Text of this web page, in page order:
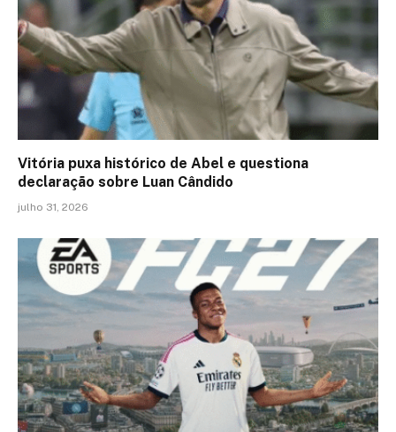
Vitória puxa histórico de Abel e questiona
declaração sobre Luan Cândido
julho 31, 2026